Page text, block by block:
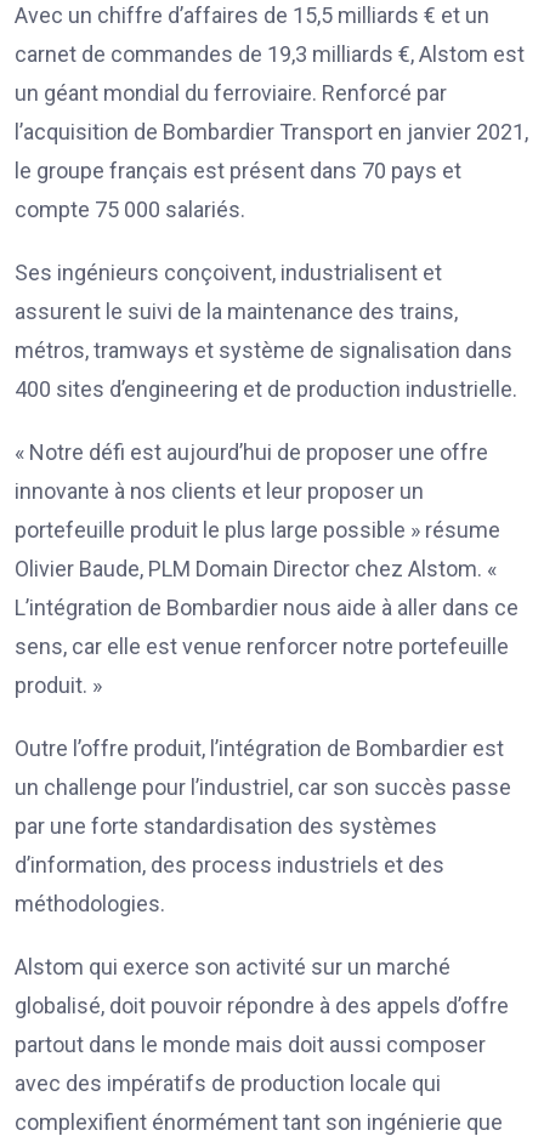
Avec un chiffre d’affaires de 15,5 milliards € et un
carnet de commandes de 19,3 milliards €, Alstom est
un géant mondial du ferroviaire. Renforcé par
l’acquisition de Bombardier Transport en janvier 2021,
le groupe français est présent dans 70 pays et
compte 75 000 salariés.
Ses ingénieurs conçoivent, industrialisent et
assurent le suivi de la maintenance des trains,
métros, tramways et système de signalisation dans
400 sites d’engineering et de production industrielle.
« Notre défi est aujourd’hui de proposer une offre
innovante à nos clients et leur proposer un
portefeuille produit le plus large possible » résume
Olivier Baude, PLM Domain Director chez Alstom. «
L’intégration de Bombardier nous aide à aller dans ce
sens, car elle est venue renforcer notre portefeuille
produit. »
Outre l’offre produit, l’intégration de Bombardier est
un challenge pour l’industriel, car son succès passe
par une forte standardisation des systèmes
d’information, des process industriels et des
méthodologies.
Alstom qui exerce son activité sur un marché
globalisé, doit pouvoir répondre à des appels d’offre
partout dans le monde mais doit aussi composer
avec des impératifs de production locale qui
complexifient énormément tant son ingénierie que